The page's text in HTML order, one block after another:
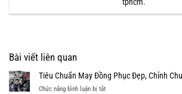
Bài viết liên quan
Tiêu Chuẩn May Đồng Phục Đẹp, Chỉnh Chu
Chức năng bình luận bị tắtở